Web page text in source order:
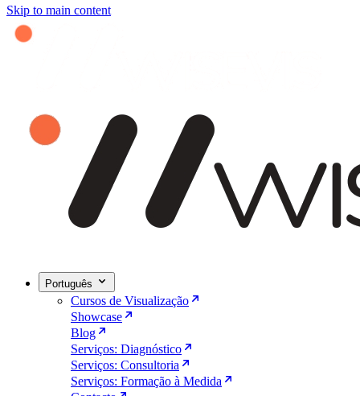
Skip to main content
Português
Cursos de Visualização
Showcase
Blog
Serviços: Diagnóstico
Serviços: Consultoria
Serviços: Formação à Medida